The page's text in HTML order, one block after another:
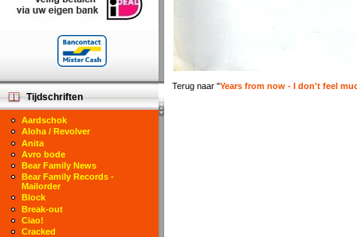
Terug naar "Years from now - I don't feel
Tijdschriften
Aardschok
Aloha / Revolver
Anita
Avro bode
Bear Family News
Bear Family Records -
Mailorder
Block
Break-out
Ciao!
Cracked